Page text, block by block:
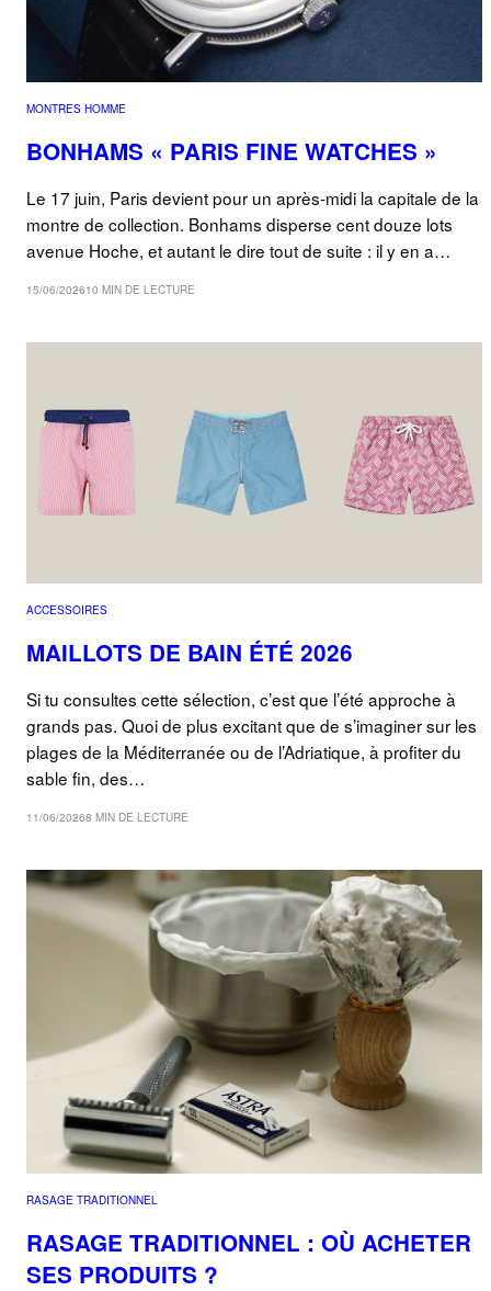
MONTRES HOMME
BONHAMS « PARIS FINE WATCHES »
Le 17 juin, Paris devient pour un après-midi la capitale de la
montre de collection. Bonhams disperse cent douze lots
avenue Hoche, et autant le dire tout de suite : il y en a…
15/06/202610 MIN DE LECTURE
ACCESSOIRES
MAILLOTS DE BAIN ÉTÉ 2026
Si tu consultes cette sélection, c’est que l’été approche à
grands pas. Quoi de plus excitant que de s’imaginer sur les
plages de la Méditerranée ou de l’Adriatique, à profiter du
sable fin, des…
11/06/20268 MIN DE LECTURE
RASAGE TRADITIONNEL
RASAGE TRADITIONNEL : OÙ ACHETER
SES PRODUITS ?